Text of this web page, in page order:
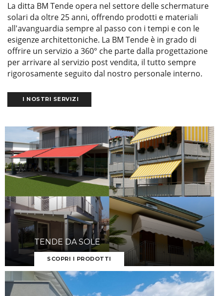
La ditta BM Tende opera nel settore delle schermature
solari da oltre 25 anni, offrendo prodotti e materiali
all'avanguardia sempre al passo con i tempi e con le
esigenze architettoniche. La BM Tende è in grado di
offrire un servizio a 360° che parte dalla progettazione
per arrivare al servizio post vendita, il tutto sempre
rigorosamente seguito dal nostro personale interno.
I NOSTRI SERVIZI
TENDE DA SOLE
SCOPRI I PRODOTTI